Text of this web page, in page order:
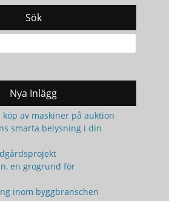
Sök
Nya Inlägg
köp av maskiner på auktion
smarta belysning i din
en grogrund för
inom byggbranschen